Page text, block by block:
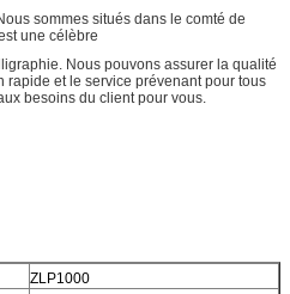
sommes situés dans le comté de
une célèbre
Nous pouvons assurer la qualité
rapide et le service prévenant pour tous
besoins du client pour vous.
ZLP1000